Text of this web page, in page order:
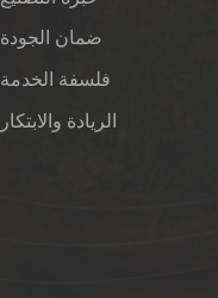
ضمان الجودة
فلسفة الخدمة
الريادة والابتكار